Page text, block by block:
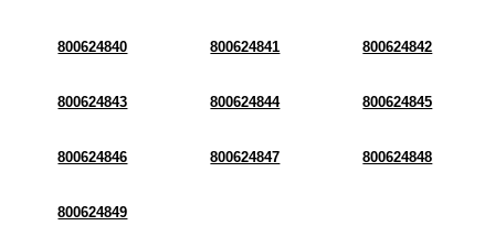
800624840 800624841 800624842
800624843 800624844 800624845
800624846 800624847 800624848
800624849